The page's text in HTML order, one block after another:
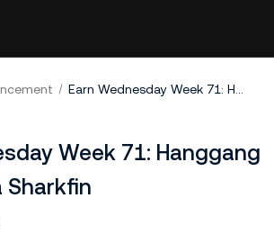
Earn Wednesday Week 71: Hanggang 11% APR sa Sharkfin
Week 71: Hanggang
Sharkfin